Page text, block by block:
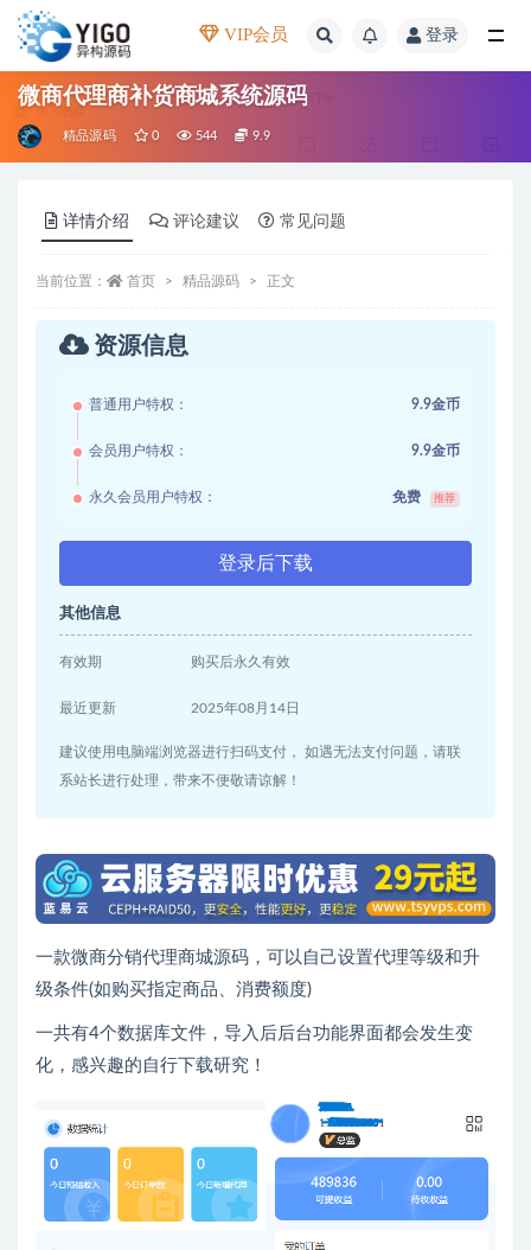
VIP会员 登录
微商代理商补货商城系统源码
精品源码 0 544 9.9
详情介绍 评论建议 常见问题
当前位置： 首页 精品源码 正文
资源信息
普通用户特权： 9.9金币
会员用户特权： 9.9金币
永久会员用户特权： 免费 推荐
登录后下载
其他信息
有效期 购买后永久有效
最近更新 2025年08月14日
建议使用电脑端浏览器进行扫码支付， 如遇无法支付问题，请联
系站长进行处理，带来不便敬请谅解！
一款微商分销代理商城源码，可以自己设置代理等级和升
级条件(如购买指定商品、消费额度)
一共有4个数据库文件，导入后后台功能界面都会发生变
化，感兴趣的自行下载研究！
全部